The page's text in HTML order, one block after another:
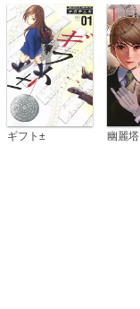
ギフト± 幽麗塔